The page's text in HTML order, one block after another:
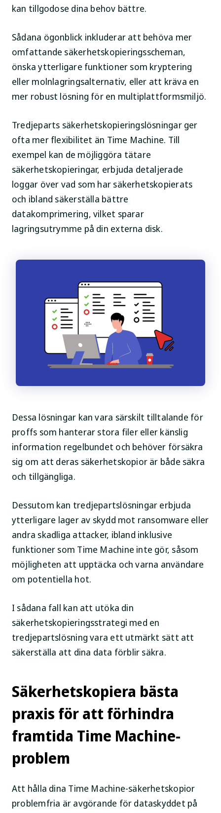
kan tillgodose dina behov bättre.
Sådana ögonblick inkluderar att behöva mer
omfattande säkerhetskopieringsscheman,
önska ytterligare funktioner som kryptering
eller molnlagringsalternativ, eller att kräva en
mer robust lösning för en multiplattformsmiljö.
Tredjeparts säkerhetskopieringslösningar ger
ofta mer flexibilitet än Time Machine. Till
exempel kan de möjliggöra tätare
säkerhetskopieringar, erbjuda detaljerade
loggar över vad som har säkerhetskopierats
och ibland säkerställa bättre
datakomprimering, vilket sparar
lagringsutrymme på din externa disk.
Dessa lösningar kan vara särskilt tilltalande för
proffs som hanterar stora filer eller känslig
information regelbundet och behöver försäkra
sig om att deras säkerhetskopior är både säkra
och tillgängliga.
Dessutom kan tredjepartslösningar erbjuda
ytterligare lager av skydd mot ransomware eller
andra skadliga attacker, ibland inklusive
funktioner som Time Machine inte gör, såsom
möjligheten att upptäcka och varna användare
om potentiella hot.
I sådana fall kan att utöka din
säkerhetskopieringsstrategi med en
tredjepartslösning vara ett utmärkt sätt att
säkerställa att dina data förblir säkra.
Säkerhetskopiera bästa
praxis för att förhindra
framtida Time Machine-
problem
Att hålla dina Time Machine-säkerhetskopior
problemfria är avgörande för dataskyddet på